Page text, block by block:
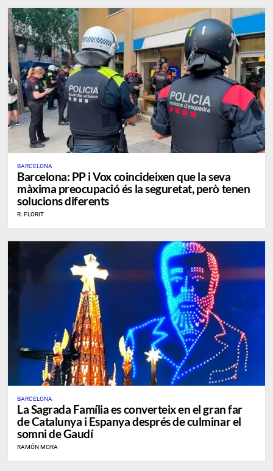
BARCELONA
​Barcelona: PP i Vox coincideixen que la seva
màxima preocupació és la seguretat, però tenen
solucions diferents
R. FLORIT
BARCELONA
La Sagrada Família es converteix en el gran far
de Catalunya i Espanya després de culminar el
somni de Gaudí
RAMÓN MORA